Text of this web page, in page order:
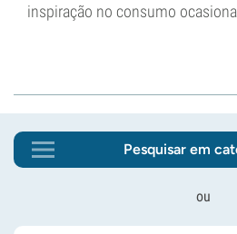
inspiração no consumo
Pesquisar em
ou